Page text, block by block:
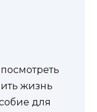
жизнь
для